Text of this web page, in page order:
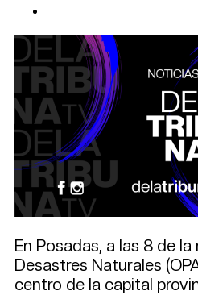
En Posadas, a las 8 de
Desastres Naturales
centro de la capital